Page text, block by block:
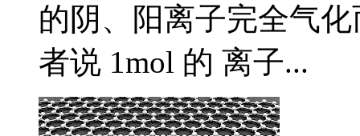
的阴、阳离子完全气
者说 1mol 的 离子...